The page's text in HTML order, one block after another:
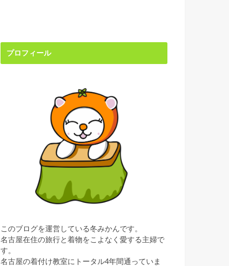
プロフィール
このブログを運営している冬みかんです。
名古屋在住の旅行と着物をこよなく愛する主婦で
す。
名古屋の着付け教室にトータル4年間通っていま